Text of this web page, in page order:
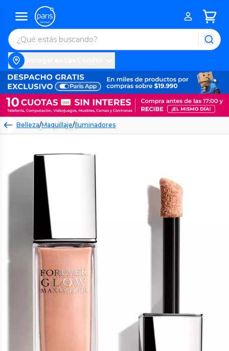
Belleza/Maquillaje/Iluminadores